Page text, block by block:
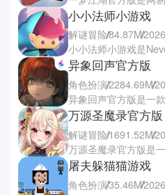
小小法师小游戏
解谜冒险84.87M
异象回声官方版
角色扮演2284.69M
万源圣魔录官方版
解谜冒险1691.52M
屠夫躲猫猫游戏
角色扮演35.46M